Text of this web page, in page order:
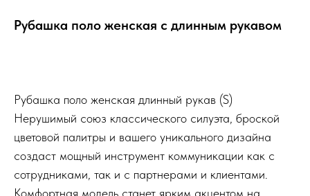
Рубашка поло женская с длинным рукавом
Рубашка поло женская длинный рукав (S)
Нерушимый союз классического силуэта, броской
цветовой палитры и вашего уникального дизайна
создаст мощный инструмент коммуникации как с
сотрудниками, так и с партнерами и клиентами.
Комфортная модель станет ярким акцентом на